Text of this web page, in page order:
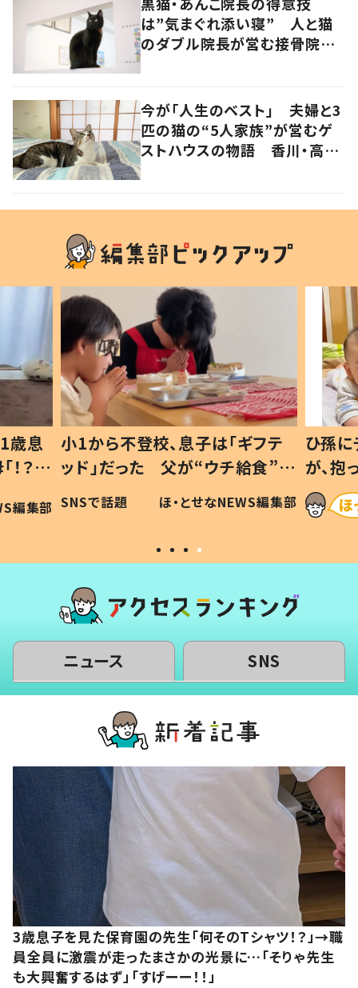
は”気まぐれ添い寝” 人と猫
のダブル院長が営む接骨院
今が「人生のベスト」 夫婦と3
匹の猫の“5人家族”が営むゲ
ストハウスの物語 香川・高松
歳息
？」
編集部
小1から不登校、息子は「ギフテ
ッド」だった 父が“ウチ給食”を
作り続ける理由とは #令和の親
#令和の子
SNSで話題 ほ・とせなNEWS編集部
ひ孫
が、
「涙が
い」
ニュース SNS
3歳息子を見た保育園の先生「何そのTシャツ！？」→職
員全員に激震が走ったまさかの光景に…「そりゃ先生
も大興奮するはず」「すげーー！！」